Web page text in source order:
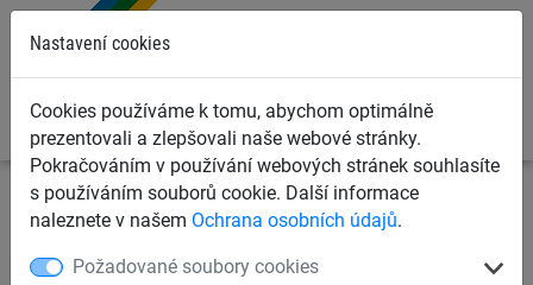
Nastavení cookies
Cookies používáme k tomu, abychom optimálně
prezentovali a zlepšovali naše webové stránky.
Pokračováním v používání webových stránek souhlasíte
s používáním souborů cookie. Další informace
naleznete v našem Ochrana osobních údajů.
Požadované soubory cookies
Ochranné sítě a plachty
Kontejnerové sítě a plachty pro